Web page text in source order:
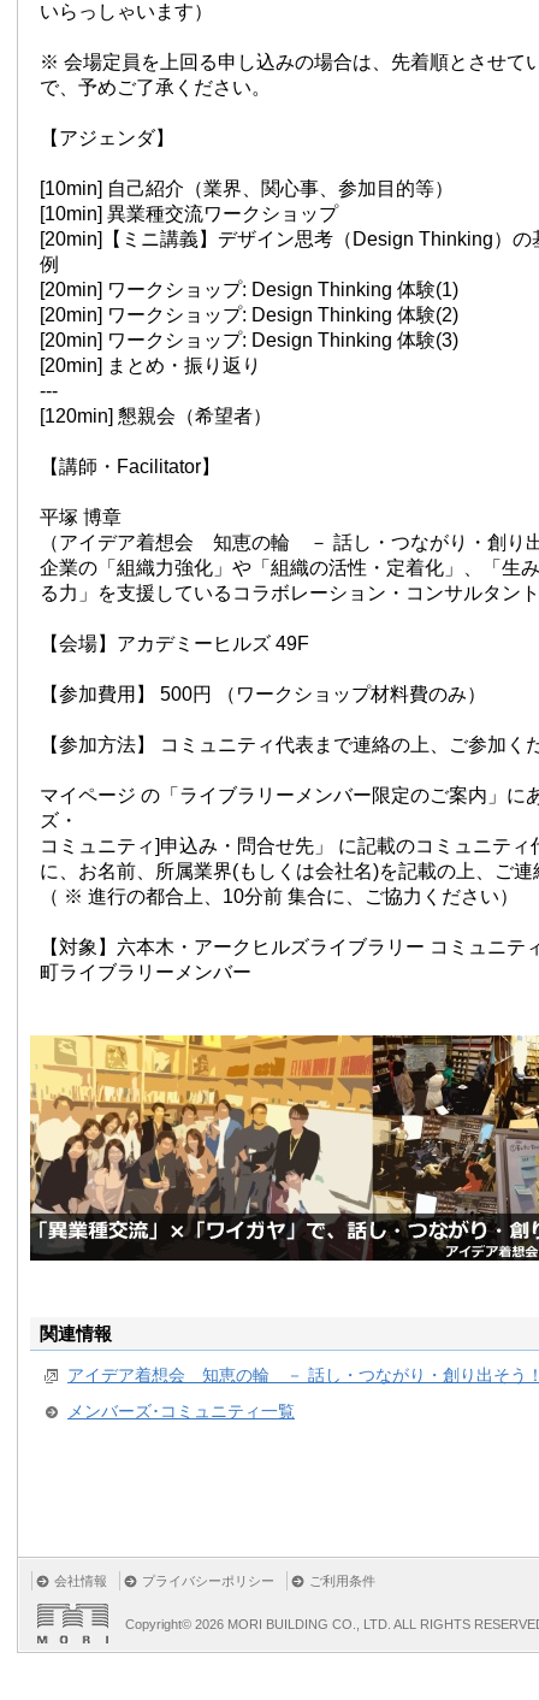
いらっしゃいます）
※ 会場定員を上回る申し込みの場合は、先着順とさせて
で、予めご了承ください。
【アジェンダ】
[10min] 自己紹介（業界、関心事、参加目的等）
[10min] 異業種交流ワークショップ
[20min]【ミニ講義】デザイン思考（Design Thinking）の
例
[20min] ワークショップ: Design Thinking 体験(1)
[20min] ワークショップ: Design Thinking 体験(2)
[20min] ワークショップ: Design Thinking 体験(3)
[20min] まとめ・振り返り
---
[120min] 懇親会（希望者）
【講師・Facilitator】
平塚 博章
（アイデア着想会 知恵の輪 － 話し・つながり・創り
企業の「組織力強化」や「組織の活性・定着化」、「生
る力」を支援しているコラボレーション・コンサルタント
【会場】アカデミーヒルズ 49F
【参加費用】 500円 （ワークショップ材料費のみ）
【参加方法】 コミュニティ代表まで連絡の上、ご参加く
マイページ の「ライブラリーメンバー限定のご案内」に
ズ・
コミュニティ]申込み・問合せ先」 に記載のコミュニティ
に、お名前、所属業界(もしくは会社名)を記載の上、ご
（ ※ 進行の都合上、10分前 集合に、ご協力ください）
【対象】六本木・アークヒルズライブラリー コミュニテ
町ライブラリーメンバー
関連情報
アイデア着想会 知恵の輪 － 話し・つながり・創り出そう
メンバーズ･コミュニティ一覧
会社情報 プライバシーポリシー ご利用条件
Copyright© 2026 MORI BUILDING CO., LTD. ALL RIGHTS